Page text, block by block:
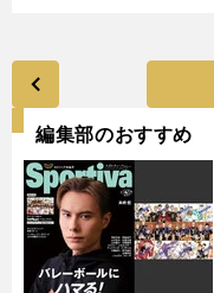
編集部のおすすめ